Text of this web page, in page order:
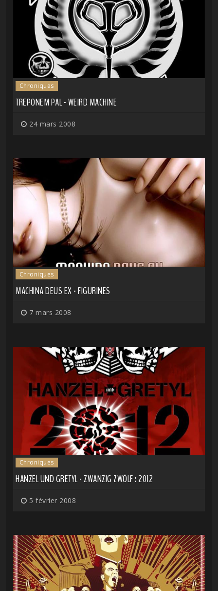
Chroniques
TREPONEM PAL - WEIRD MACHINE
24 mars 2008
Chroniques
MACHINA DEUS EX - FIGURINES
7 mars 2008
Chroniques
HANZEL UND GRETYL - ZWANZIG ZWÖLF : 2012
5 février 2008